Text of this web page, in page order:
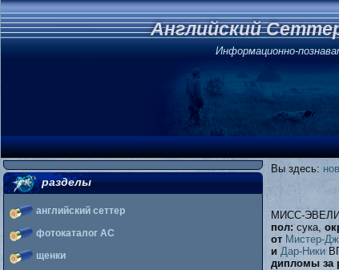
Английский
Информационно-
разделы
английский сеттер
фотокаталог АС
щенки
Вы здесь:
МИСС-
пол:сука,
от Мистер-
и Дар-Ники
дипломы за